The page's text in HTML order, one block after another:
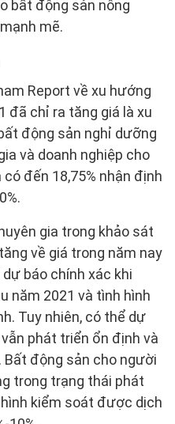
bất động sản nông
mẽ.
Report về xu hướng
đã chỉ ra tăng giá là xu
động sản nghỉ dưỡng
và doanh nghiệp cho
đến 18,75% nhận định
gia trong khảo sát
về giá trong năm nay
báo chính xác khi
năm 2021 và tình hình
Tuy nhiên, có thể dự
phát triển ổn định và
Bất động sản cho người
trong trạng thái phát
kiểm soát được dịch